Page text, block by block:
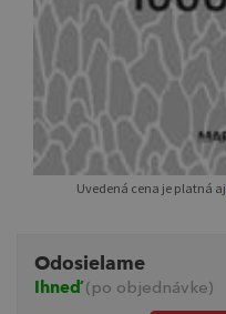
Uvedená cena je platná aj
Odosielame
Ihneď(po objednávke)